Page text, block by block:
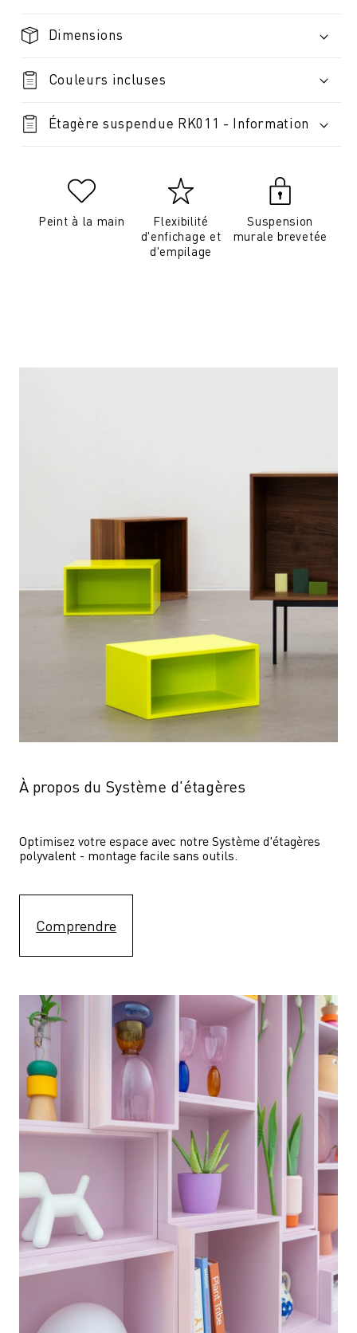
Dimensions
Couleurs incluses
Étagère suspendue RK011 - Information
Peint à la main
Flexibilité
d'enfichage et
d'empilage
Suspension
murale brevetée
À propos du Système d'étagères
Optimisez votre espace avec notre Système d'étagères
polyvalent - montage facile sans outils.
Comprendre